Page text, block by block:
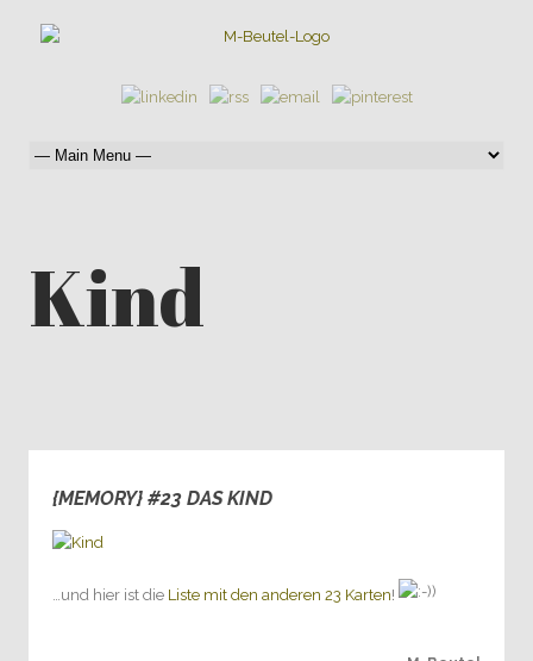
Kind
{MEMORY} #23 DAS KIND
…und hier ist die Liste mit den anderen 23 Karten!